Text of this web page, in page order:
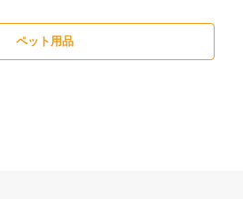
ペット用品